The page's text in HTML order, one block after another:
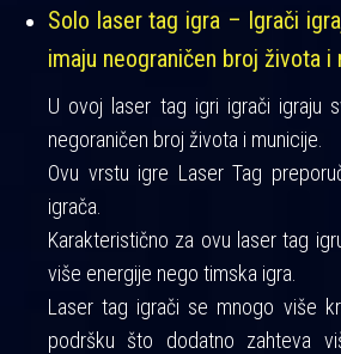
Solo laser tag igra – Igrači
imaju neograničen broj života i
U ovoj laser tag igri igrači igraju
negoraničen broj života i municije.
Ovu vrstu igre Laser Tag
igrača.
Karakteristično za ovu laser tag
više energije nego timska igra.
Laser tag igrači se mnogo više
podršku što dodatno zahteva